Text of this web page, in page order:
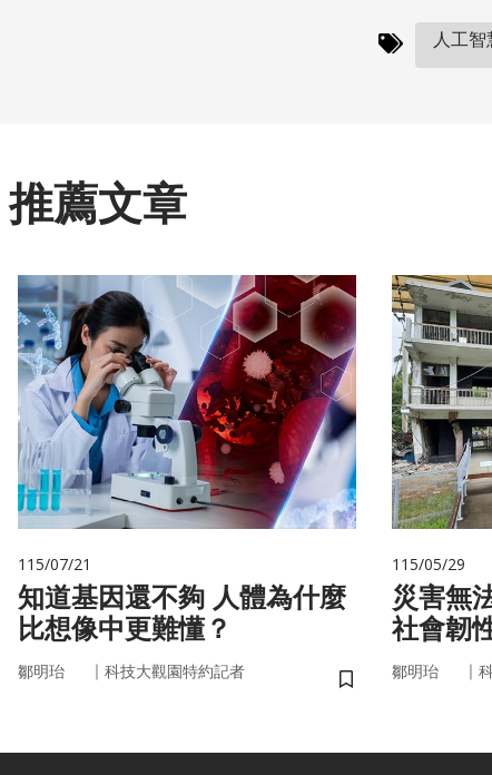
人工
推薦文章
115/07/21
知道基因還不夠 人體為什麼
比想像中更難懂？
鄒明珆 ｜ 科技大觀園特約記者
儲存書籤
115/05/29
災害無
社會韌
鄒明珆 ｜